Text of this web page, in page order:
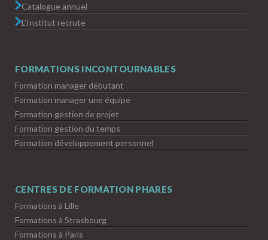
Catalogue annuel
L’Institut recrute
FORMATIONS INCONTOURNABLES
Formation manager débutant
Formation manager une équipe
Formation gestion de projet
Formation gestion du temps
Formation développement personnel
CENTRES DE FORMATION PHARES
Formations à Lille
Formations à Strasbourg
Formations à Paris